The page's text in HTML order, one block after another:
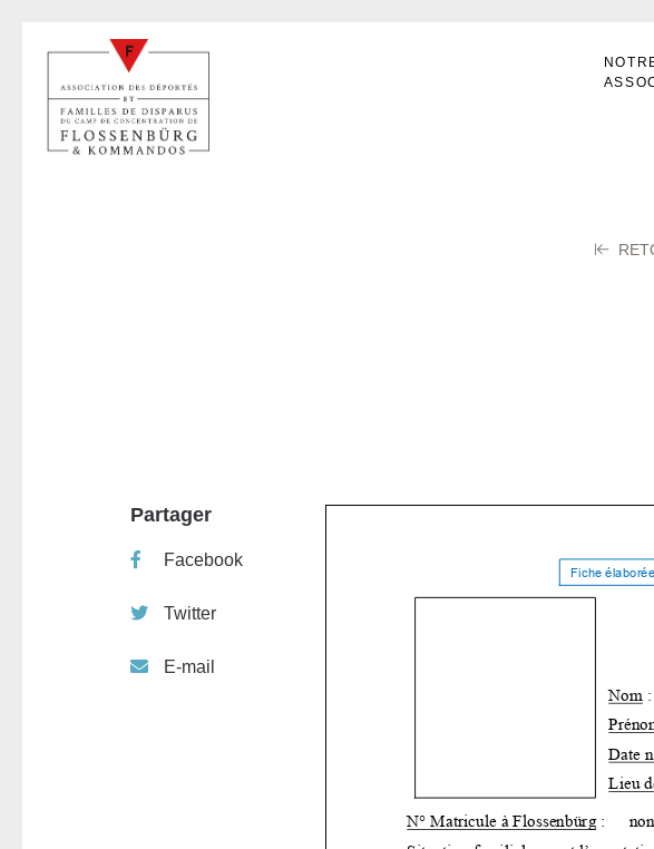
Partager
Facebook
Twitter
E-mail